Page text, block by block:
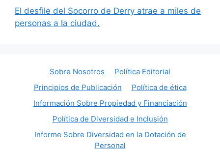
El desfile del Socorro de Derry atrae a miles de
personas a la ciudad.
Sobre Nosotros
Política Editorial
Principios de Publicación
Política de ética
Información Sobre Propiedad y Financiación
Política de Diversidad e Inclusión
Informe Sobre Diversidad en la Dotación de
Personal